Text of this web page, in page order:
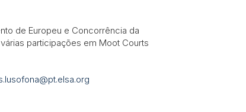
de Europeu e Concorrência da
participações em Moot Courts